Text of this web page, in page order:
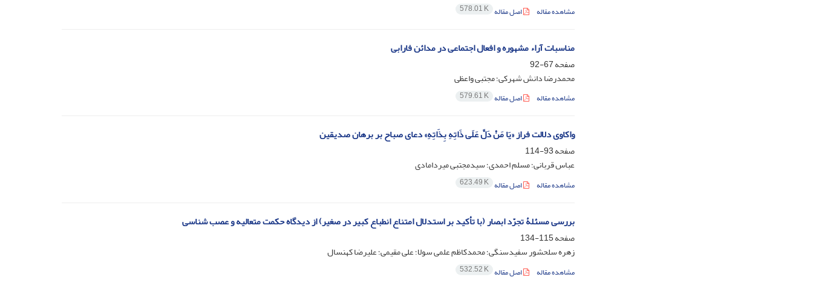
مشاهده مقاله اصل مقاله 578.01 K
مناسبات آراء مشهوره و افعال اجتماعی در مدائن فارابی
صفحه67-92
محمدرضا دانش شهرکی؛ مجتبی واعظی
مشاهده مقاله اصل مقاله 579.61 K
واکاوی دلالت فراز «یَا مَنْ دَلَّ عَلَى ذَاتِهِ بِذَاتِهِ» دعای صباح بر برهان صدیقین
صفحه93-114
عباس قربانی؛ مسلم احمدی؛ سیدمجتبی میردامادی
مشاهده مقاله اصل مقاله 623.49 K
بررسی مسئلۀ تجرّد ابصار (با تأکید بر استدلال امتناع انطباع کبیر در صغیر) از دیدگاه حکمت متعالیه و عصب شناسی
صفحه115-134
زهره سلحشور سفیدسنگی؛ محمدکاظم علمی سولا؛ علی مقیمی؛ علیرضا کهنسال
مشاهده مقاله اصل مقاله 532.52 K